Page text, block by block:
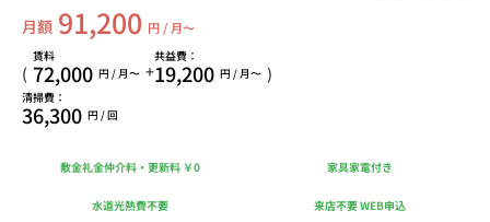
月額 91,200 円 / 月〜
(
賃料
72,000 円 / 月〜 +
共益費：
19,200 円 / 月〜 )
清掃費：
36,300 円 / 回
敷金礼金仲介料・更新料 ￥0 家具家電付き
水道光熱費不要 来店不要 WEB申込